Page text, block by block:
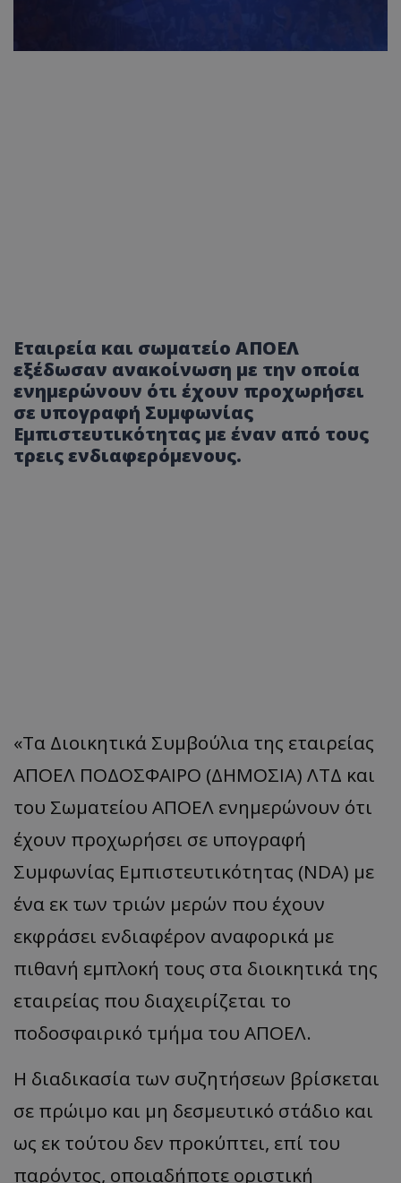
Εταιρεία και σωματείο ΑΠΟΕΛ
εξέδωσαν ανακοίνωση με την οποία
ενημερώνουν ότι έχουν προχωρήσει
σε υπογραφή Συμφωνίας
Εμπιστευτικότητας με έναν από τους
τρεις ενδιαφερόμενους.
«Τα Διοικητικά Συμβούλια της εταιρείας
ΑΠΟΕΛ ΠΟΔΟΣΦΑΙΡΟ (ΔΗΜΟΣΙΑ) ΛΤΔ και
του Σωματείου ΑΠΟΕΛ ενημερώνουν ότι
έχουν προχωρήσει σε υπογραφή
Συμφωνίας Εμπιστευτικότητας (NDA) με
ένα εκ των τριών μερών που έχουν
εκφράσει ενδιαφέρον αναφορικά με
πιθανή εμπλοκή τους στα διοικητικά της
εταιρείας που διαχειρίζεται το
ποδοσφαιρικό τμήμα του ΑΠΟΕΛ.
Η διαδικασία των συζητήσεων βρίσκεται
σε πρώιμο και μη δεσμευτικό στάδιο και
ως εκ τούτου δεν προκύπτει, επί του
παρόντος, οποιαδήποτε οριστική